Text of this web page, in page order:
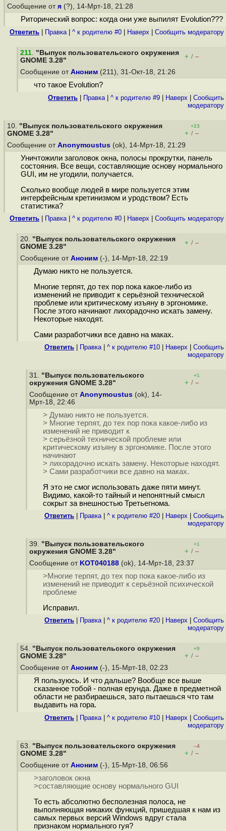
Сообщение от я (?), 14-Мрт-18, 21:28
Риторический вопрос: когда они уже выпилят Evolution???
Ответить Правка| ^ к родителю #0 Наверх Cообщить модератору
211. "Выпуск пользовательского окружения
GNOME 3.28"
+ / –
Сообщение от Аноним (211), 31-Окт-18, 21:26
что такое Evolution?
Ответить Правка| ^ к родителю #9 Наверх
Cообщить
модератору
10. "Выпуск пользовательского окружения
GNOME 3.28"
+23
+ / –
Сообщение от Anonymoustus (ok), 14-Мрт-18, 21:29
Уничтожили заголовок окна, полосы прокрутки, панель
состояния. Все вещи, составляющие основу нормального
GUI, им не угодили, получается.
Сколько вообще людей в мире пользуется этим
интерфейсным кретинизмом и уродством? Есть
статистика?
Ответить Правка| ^ к родителю #0 Наверх Cообщить модератору
20. "Выпуск пользовательского окружения
GNOME 3.28"
+ / –
Сообщение от Аноним (-), 14-Мрт-18, 22:19
Думаю никто не пользуется.
Многие терпят, до тех пор пока какое-либо из
изменений не приводит к серьёзной технической
проблеме или критическому изъяну в эргономике.
После этого начинают лихорадочно искать замену.
Некоторые находят.
Сами разработчики все давно на маках.
Ответить Правка| ^ к родителю #10 Наверх
Cообщить
модератору
31. "Выпуск пользовательского
окружения GNOME 3.28"
+1
+ / –
Сообщение от Anonymoustus (ok), 14-
Мрт-18, 22:46
> Думаю никто не пользуется.
> Многие терпят, до тех пор пока какое-либо из
изменений не приводит к
> серьёзной технической проблеме или
критическому изъяну в эргономике. После этого
начинают
> лихорадочно искать замену. Некоторые находят.
> Сами разработчики все давно на маках.
Я это не смог использовать даже пяти минут.
Видимо, какой-то тайный и непонятный смысл
сокрыт за внешностью Третьегнома.
Ответить Правка| ^ к родителю #20 Наверх
Cообщить
модератору
39. "Выпуск пользовательского
окружения GNOME 3.28"
+1
+ / –
Сообщение от KOT040188 (ok), 14-Мрт-18, 23:37
>Многие терпят, до тех пор пока какое-либо из
изменений не приводит к серьёзной психической
проблеме
Исправил.
Ответить Правка| ^ к родителю #20 Наверх
Cообщить
модератору
54. "Выпуск пользовательского окружения
GNOME 3.28"
+9
+ / –
Сообщение от Аноним (-), 15-Мрт-18, 02:23
Я пользуюсь. И что дальше? Вообще все выше
сказанное тобой - полная ерунда. Даже в предметной
области не разбираешься, зато пытаешься что там
выдавить на гора.
Ответить Правка| ^ к родителю #10 Наверх
Cообщить
модератору
63. "Выпуск пользовательского окружения
GNOME 3.28"
–4
+ / –
Сообщение от Аноним (-), 15-Мрт-18, 06:56
>заголовок окна
>составляющие основу нормального GUI
То есть абсолютно бесполезная полоса, не
выполняющая никаких функций, пришедшая к нам из
самых первых версий Windows вдруг стала
признаком нормального гуя?